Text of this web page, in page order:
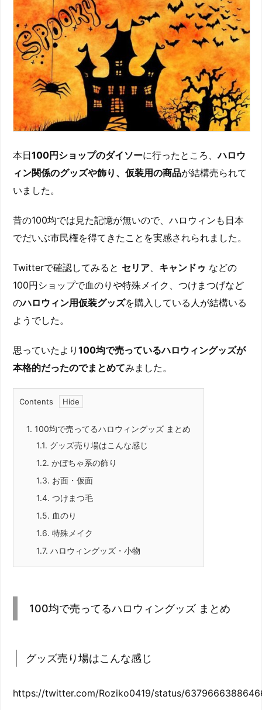
本日100円ショップのダイソーに行ったところ、ハロウ
ィン関係のグッズや飾り、仮装用の商品が結構売られて
いました。
昔の100均では見た記憶が無いので、ハロウィンも日本
でだいぶ市民権を得てきたことを実感されられました。
Twitterで確認してみると セリア キャンドゥ などの
100円ショップで血のりや特殊メイク、つけまつげなど
のハロウィン用仮装グッズを購入している人が結構いる
ようでした。
思っていたより 100均で売っているハロウィングッズが
本格的だったのでまとめてみました。
Contents
1. 100均で売ってるハロウィングッズ まとめ
1.1. グッズ売り場はこんな感じ
1.2. かぼちゃ系の飾り
1.3. お面・仮面
1.4. つけまつ毛
1.5. 血のり
1.6. 特殊メイク
1.7. ハロウィングッズ・小物
100均で売ってるハロウィングッズ まとめ
グッズ売り場はこんな感じ
https://twitter.com/Roziko0419/status/